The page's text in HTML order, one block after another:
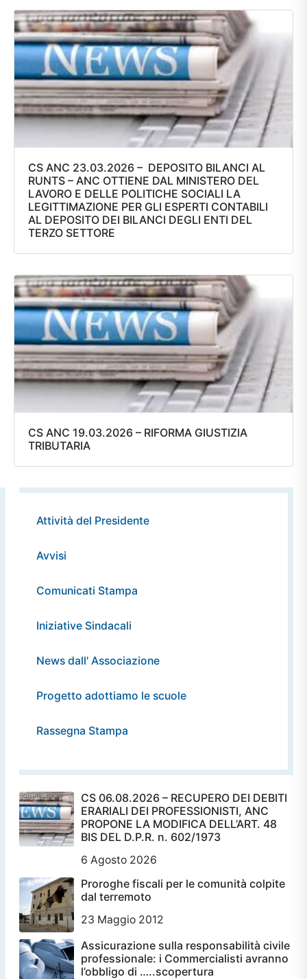
CS ANC 23.03.2026 – DEPOSITO BILANCI AL
RUNTS – ANC OTTIENE DAL MINISTERO DEL
LAVORO E DELLE POLITICHE SOCIALI LA
LEGITTIMAZIONE PER GLI ESPERTI CONTABILI
AL DEPOSITO DEI BILANCI DEGLI ENTI DEL
TERZO SETTORE
CS ANC 19.03.2026 – RIFORMA GIUSTIZIA
TRIBUTARIA
Attività del Presidente
Avvisi
Comunicati Stampa
Iniziative Sindacali
News dall' Associazione
Progetto adottiamo le scuole
Rassegna Stampa
CS 06.08.2026 – RECUPERO DEI DEBITI
ERARIALI DEI PROFESSIONISTI, ANC
PROPONE LA MODIFICA DELL’ART. 48
BIS DEL D.P.R. n. 602/1973
6 Agosto 2026
Proroghe fiscali per le comunità colpite
dal terremoto
23 Maggio 2012
Assicurazione sulla responsabilità civile
professionale: i Commercialisti avranno
l’obbligo di …..scopertura